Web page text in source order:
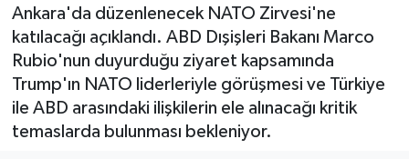
Ankara'da düzenlenecek NATO Zirvesi'ne
katılacağı açıklandı. ABD Dışişleri Bakanı Marco
Rubio'nun duyurduğu ziyaret kapsamında
Trump'ın NATO liderleriyle görüşmesi ve Türkiye
ile ABD arasındaki ilişkilerin ele alınacağı kritik
temaslarda bulunması bekleniyor.